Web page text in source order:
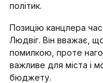
політик.
Позицію канцлера
Людвіг. Він вважає,
помилкою, проте
важливе для міста і
бюджету.